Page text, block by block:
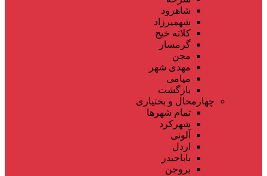
شاهرود
شهمیرزاد
کلاته خیج
گرمسار
مجن
مهدی شهر
میامی
بازگشت
چهارمحال و بختیاری
تمام شهر‌ها
شهرکرد
آلونی
اردل
باباحیدر
بروجن